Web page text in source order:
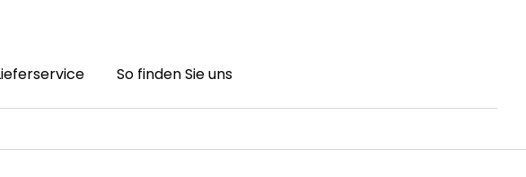
So finden Sie uns